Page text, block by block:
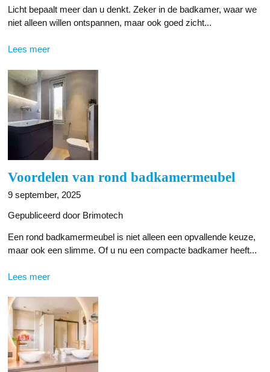
Licht bepaalt meer dan u denkt. Zeker in de badkamer, waar we
niet alleen willen ontspannen, maar ook goed zicht...
Lees meer
Voordelen van rond badkamermeubel
9 september, 2025
Gepubliceerd door Brimotech
Een rond badkamermeubel is niet alleen een opvallende keuze,
maar ook een slimme. Of u nu een compacte badkamer heeft...
Lees meer